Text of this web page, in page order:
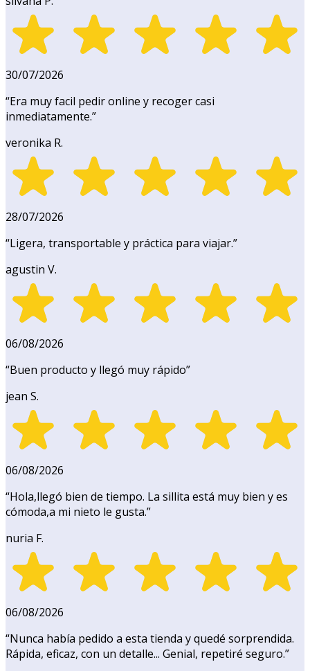
30/07/2026
“Era muy facil pedir online y recoger casi
inmediatamente.”
veronika R.
28/07/2026
“Ligera, transportable y práctica para viajar.”
agustin V.
06/08/2026
“Buen producto y llegó muy rápido”
jean S.
06/08/2026
“Hola,llegó bien de tiempo. La sillita está muy bien y es
cómoda,a mi nieto le gusta.”
nuria F.
06/08/2026
“Nunca había pedido a esta tienda y quedé sorprendida.
Rápida, eficaz, con un detalle... Genial, repetiré seguro.”